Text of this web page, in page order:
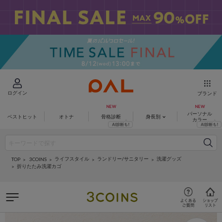
ログイン ブランド
ベストヒット オトナ 骨格診断 身長別
パーソナル
カラー
TOP 3COINS ライフスタイル ランドリー/サニタリー
洗濯グッズ
折りたたみ洗濯カゴ